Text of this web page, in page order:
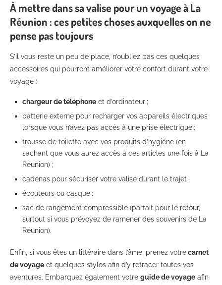
À mettre dans sa valise pour un voyage à La
Réunion : ces petites choses auxquelles on ne
pense pas toujours
S’il vous reste un peu de place, n’oubliez pas ces quelques
accessoires qui pourront améliorer votre confort durant votre
voyage :
chargeur de téléphone et d’ordinateur ;
batterie externe pour recharger vos appareils électriques
lorsque vous n’avez pas accès à une prise électrique ;
trousse de toilette avec vos produits d’hygiène (en
sachant que vous aurez accès à ces articles une fois à La
Réunion) ;
cadenas pour sécuriser votre valise durant le trajet ;
écouteurs ou casque ;
sac de rangement compressible (parfait pour le retour,
surtout si vous prévoyez de ramener des souvenirs de La
Réunion).
Enfin, si vous êtes un littéraire dans l’âme, prenez votrecarnet
de voyage et quelques stylos afin d’y retracer toutes vos
aventures. Embarquez également votre guide de voyage afin